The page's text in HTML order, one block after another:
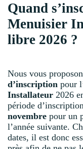
Quand
Menuisier
libre 2026 ?
Nous vous
d’inscription pour
Installateur 2026
période
novembre pour un
l’année suivante.
dates, il est donc